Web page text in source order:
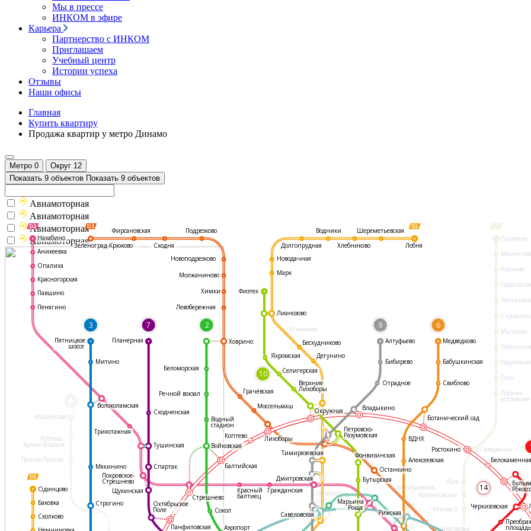
Мы в прессе
ИНКОМ в эфире
Карьера
Партнерство с ИНКОМ
Приглашаем
Учебный центр
Истории успеха
Отзывы
Наши офисы
Главная
Купить квартиру
Продажа квартир у метро Динамо
Метро 0 Округ 12
Показать 9 объектов Показать 9 объектов
Илимская
Пушкино
Клязьма
Мытищи
Лось
Лосино-
островская
Северянин
Яуза
Маленковская
Москва-3
Николаевка
Ильинская
Рублево-
Архангельское
Троице-Лыково
Калибровская
Станколит
3 7
14
2 9 6
10
Фирсановская
Сходня
Подрезково
Новоподрезково
Молжаниново
Химки
Левобережная
Ховрино
Грачёвская
Моссельмаш
Останкино
Медведково
Бабушкинская
Свиблово
ВДНХ
Алексеевская
Рижская
Аэропорт
Сокол
Красный
Балтиец
Гражданская
Дмитровская
Коптево Лихоборы
Балтийская
Войковская
Водный
стадион
Сходненская
Трикотажная
Волоколамская
Тушинская
Мякинино
Строгино
Митино
Нахабино
Аникеевка
Опалиха
Красногорская
Павшино
Пенягино
Одинцово
Баковка
Сколково
Пятницкое
шоссе
Планерная
Спартак
Стрешнево
Щукинская
Октябрьское
Поле
Панфиловская
Окружная
Дегунино
Бескудниково
Верхние
Лихоборы
Селигерская
Физтех
Яхромская
Марк
Лианозово
Новодачная
Речной вокзал
Беломорская
Долгопрудная
Водники
Хлебниково
Шереметьевская
Лобня
Тимирязевская
Марьина
Роща
Савёловская
Фонвизинская
Бутырская
Петровско-
Разумовская
Покровское-
Стрешнево
Бибирево
Отрадное
Владыкино
Ботанический сад
Алтуфьево
Ростокино
Черкизовская
площадь
Зеленоград-Крюково
Авиамоторная
Авиамоторная
Авиамоторная
Авиамоторная